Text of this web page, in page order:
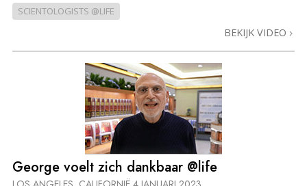
SCIENTOLOGISTS @LIFE
BEKIJK VIDEO
George voelt zich dankbaar @life